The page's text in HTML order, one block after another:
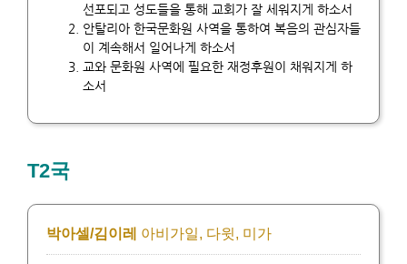
선포되고 성도들을 통해 교회가 잘 세워지게 하소서
안탈리아 한국문화원 사역을 통하여 복음의 관심자들
이 계속해서 일어나게 하소서
교와 문화원 사역에 필요한 재정후원이 채워지게 하
소서
T2국
박아셀/김이레 아비가일, 다윗, 미가